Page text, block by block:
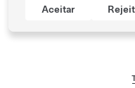
Aceitar